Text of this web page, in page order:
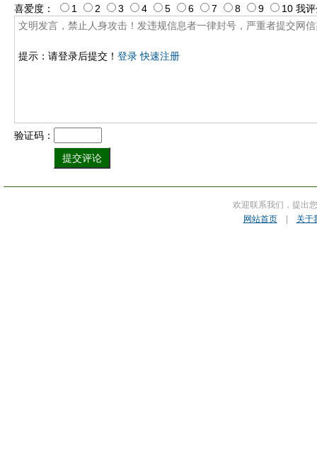
提示：请登录后提交！ 登录 快速注册
喜爱度： 1 2 3 4 5 6 7 8 9 10 我评
验证码：
欢迎联系我们，提出
网站首页| 关于